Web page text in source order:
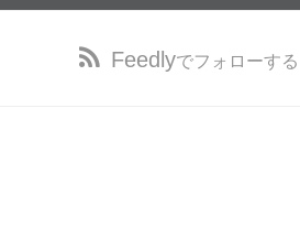
Feedlyでフォローする